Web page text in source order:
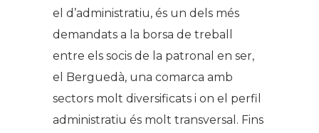
el d’administratiu, és un dels més
demandats a la borsa de treball
entre els socis de la patronal en ser,
el Berguedà, una comarca amb
sectors molt diversificats i on el perfil
administratiu és molt transversal. Fins